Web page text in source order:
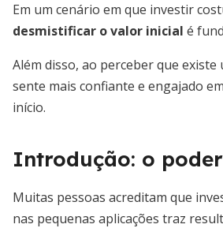
Em um cenário em que investir
desmistificar o valor inicial é
Além disso, ao perceber que
sente mais confiante e engajado
início.
Introdução: o
Muitas pessoas acreditam que
nas pequenas aplicações traz